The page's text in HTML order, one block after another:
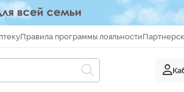
Правила программы лояльности